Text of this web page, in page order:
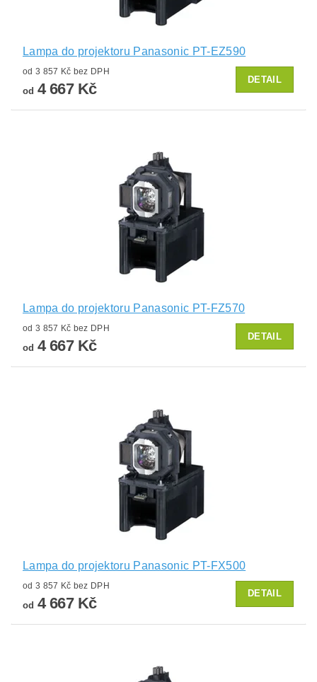
Lampa do projektoru Panasonic PT-EZ590
od 3 857 Kč bez DPH
od 4 667 Kč
DETAIL
Lampa do projektoru Panasonic PT-FZ570
od 3 857 Kč bez DPH
od 4 667 Kč
DETAIL
Lampa do projektoru Panasonic PT-FX500
od 3 857 Kč bez DPH
od 4 667 Kč
DETAIL